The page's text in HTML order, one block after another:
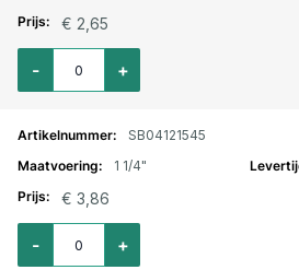
€ 2,65
Aantal voor Halve sok RVS binnendraad 1"
+
-
SB04121545
1 1/4"
€ 3,86
Aantal voor Halve sok RVS binnendraad 1.1/4"
+
-